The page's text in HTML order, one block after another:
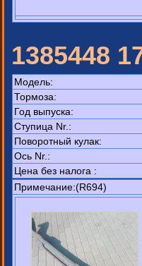
1385448
Модель:
Тормоза:
Год выпуска:
Ступица Nr.:
Поворотный кулак:
Ось Nr.:
Цена без налога :
Примечание:(R694)